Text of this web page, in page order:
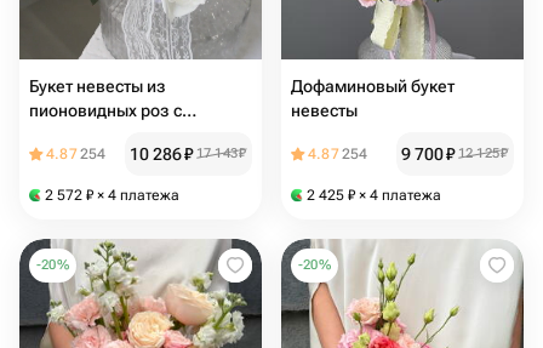
Букет невесты из
пионовидных роз с
4.87254 10 286₽ 17 143₽
2 572 ₽ × 4 платежа
Дофаминовый букет
невесты
4.87254 9 700₽ 12 125₽
2 425 ₽ × 4 платежа
-20% -20%